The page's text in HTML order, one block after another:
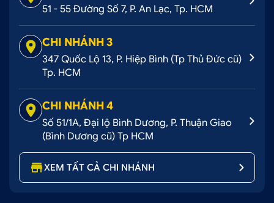
51 - 55 Đường Số 7, P. An Lạc, Tp. HCM
CHI NHÁNH 3
347 Quốc Lộ 13, P. Hiệp Bình (Tp Thủ Đức cũ)
Tp. HCM
CHI NHÁNH 4
Số 51/1A, Đại lộ Bình Dương, P. Thuận Giao
(Bình Dương cũ) Tp HCM
XEM TẤT CẢ CHI NHÁNH